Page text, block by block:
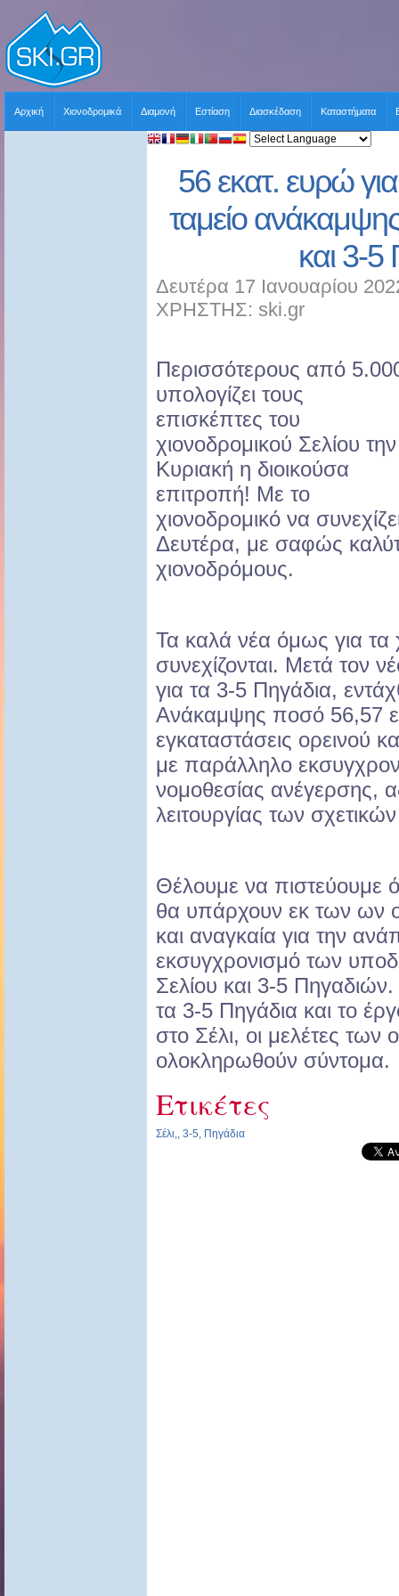
Αρχική Χιονοδρομικά Διαμονή Εστίαση Διασκέδαση Καταστήματα
56 εκατ. ευρώ
ταμείο
και 3-5
Δευτέρα 17 Ιανουαρίου
ΧΡΗΣΤΗΣ: ski.gr
Περισσότερους από
υπολογίζει τους
επισκέπτες του
χιονοδρομικού Σελίου την
Κυριακή η διοικούσα
επιτροπή! Με το
χιονοδρομικό να
Δευτέρα, με σαφώς
χιονοδρόμους.
Τα καλά νέα όμως για τα
συνεχίζονται. Μετά τον
για τα 3-5 Πηγάδια,
Ανάκαμψης ποσό 56,57
εγκαταστάσεις ορεινού
με παράλληλο
νομοθεσίας ανέγερσης,
λειτουργίας των
Θέλουμε να πιστεύουμε
θα υπάρχουν εκ των ων
και αναγκαία για την
εκσυγχρονισμό των
Σελίου και 3-5
τα 3-5 Πηγάδια και το
στο Σέλι, οι μελέτες των
ολοκληρωθούν σύντομα.
Ετικέτες
Σέλι,, 3-5, Πηγάδια